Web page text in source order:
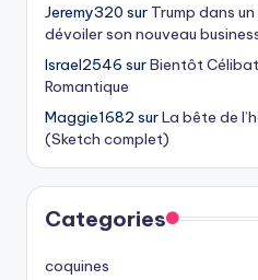
Jeremy320 sur Trump dans
dévoiler son nouveau
Israel2546 surBientôt
Romantique
Maggie1682 surLa bête de
(Sketch complet)
Categories
coquines